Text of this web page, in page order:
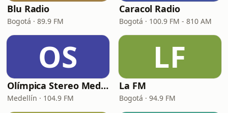
Blu Radio
Bogotá · 89.9 FM
Caracol Radio
Bogotá · 100.9 FM - 810 AM
OS
Olímpica Stereo Medellín
Medellín · 104.9 FM
LF
La FM
Bogotá · 94.9 FM